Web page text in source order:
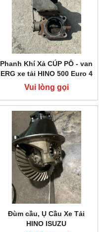
Phanh Khí Xả CÚP PÔ - van
ERG xe tải HINO 500 Euro 4
Vui lòng gọi
Đùm cầu, Ụ Cầu Xe Tải
HINO ISUZU